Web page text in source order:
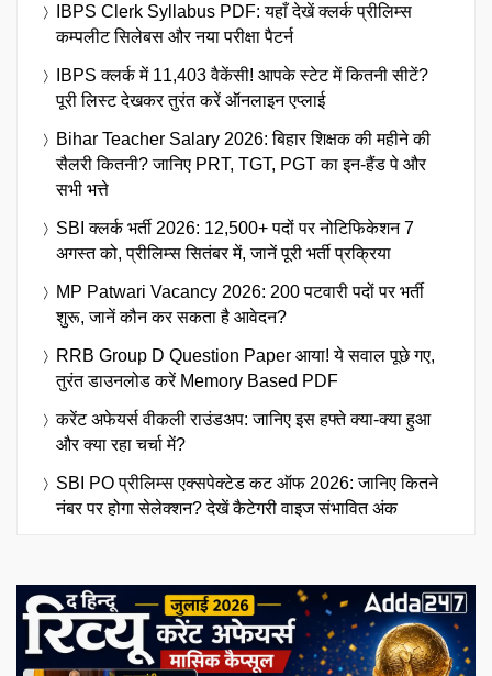
IBPS Clerk Syllabus PDF: यहाँ देखें क्लर्क प्रीलिम्स
कम्पलीट सिलेबस और नया परीक्षा पैटर्न
IBPS क्लर्क में 11,403 वैकेंसी! आपके स्टेट में कितनी सीटें?
पूरी लिस्ट देखकर तुरंत करें ऑनलाइन एप्लाई
Bihar Teacher Salary 2026: बिहार शिक्षक की महीने की
सैलरी कितनी? जानिए PRT, TGT, PGT का इन-हैंड पे और
सभी भत्ते
SBI क्लर्क भर्ती 2026: 12,500+ पदों पर नोटिफिकेशन 7
अगस्त को, प्रीलिम्स सितंबर में, जानें पूरी भर्ती प्रक्रिया
MP Patwari Vacancy 2026: 200 पटवारी पदों पर भर्ती
शुरू, जानें कौन कर सकता है आवेदन?
RRB Group D Question Paper आया! ये सवाल पूछे गए,
तुरंत डाउनलोड करें Memory Based PDF
करेंट अफेयर्स वीकली राउंडअप: जानिए इस हफ्ते क्या-क्या हुआ
और क्या रहा चर्चा में?
SBI PO प्रीलिम्स एक्सपेक्टेड कट ऑफ 2026: जानिए कितने
नंबर पर होगा सेलेक्शन? देखें कैटेगरी वाइज संभावित अंक